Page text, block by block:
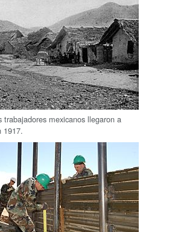
trabajadores mexicanos llegaron a
1917.